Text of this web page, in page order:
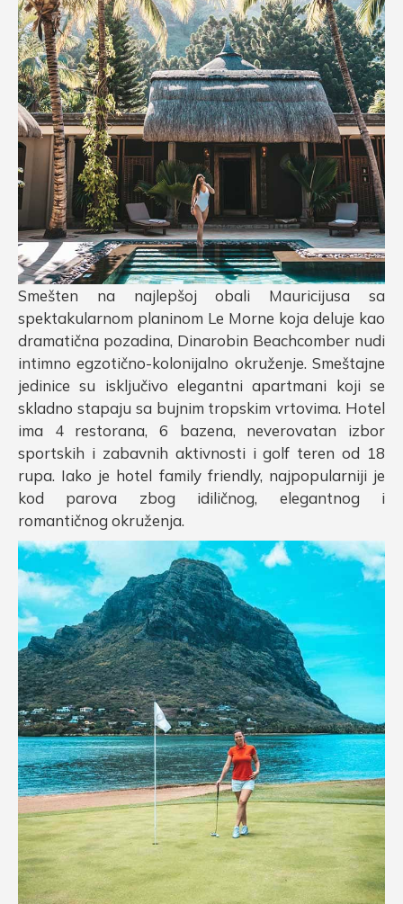
Smešten na najlepšoj obali Mauricijusa sa
spektakularnom planinom Le Morne koja deluje kao
dramatična pozadina, Dinarobin Beachcomber nudi
intimno egzotično-kolonijalno okruženje. Smeštajne
jedinice su isključivo elegantni apartmani koji se
skladno stapaju sa bujnim tropskim vrtovima. Hotel
ima 4 restorana, 6 bazena, neverovatan izbor
sportskih i zabavnih aktivnosti i golf teren od 18
rupa. Iako je hotel family friendly, najpopularniji je
kod parova zbog idiličnog, elegantnog i
romantičnog okruženja.